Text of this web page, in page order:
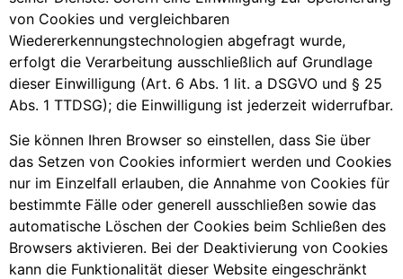
von Cookies und vergleichbaren
Wiedererkennungstechnologien abgefragt wurde,
erfolgt die Verarbeitung ausschließlich auf Grundlage
dieser Einwilligung (Art. 6 Abs. 1 lit. a DSGVO und § 25
Abs. 1 TTDSG); die Einwilligung ist jederzeit widerrufbar.
Sie können Ihren Browser so einstellen, dass Sie über
das Setzen von Cookies informiert werden und Cookies
nur im Einzelfall erlauben, die Annahme von Cookies für
bestimmte Fälle oder generell ausschließen sowie das
automatische Löschen der Cookies beim Schließen des
Browsers aktivieren. Bei der Deaktivierung von Cookies
kann die Funktionalität dieser Website eingeschränkt